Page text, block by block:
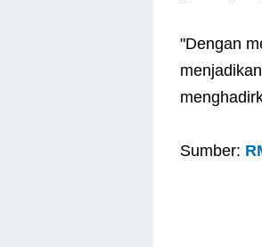
"Dengan
Sumber: